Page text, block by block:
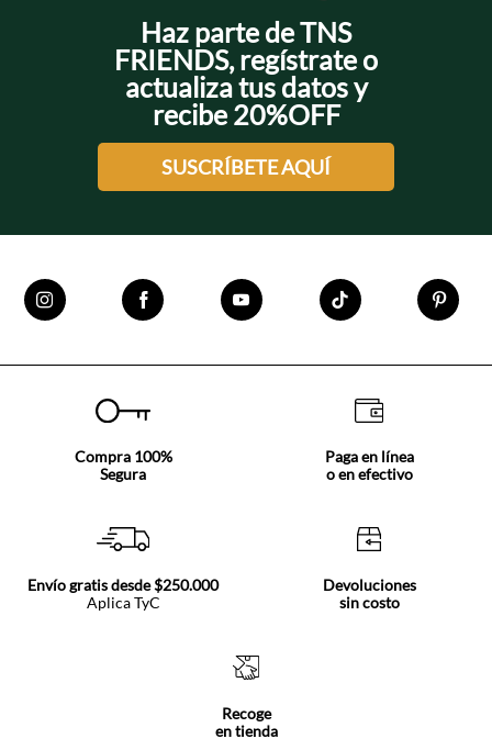
Haz parte de TNS
FRIENDS, regístrate o
actualiza tus datos y
recibe 20%OFF
SUSCRÍBETE AQUÍ
Compra 100%
Segura
Paga en línea
o en efectivo
Envío gratis desde $250.000
Aplica TyC
Devoluciones
sin costo
Recoge
en tienda